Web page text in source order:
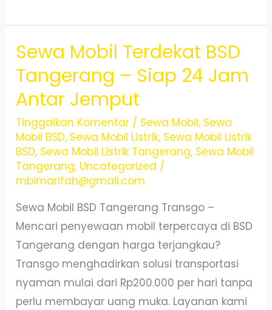
Murah
Terpercaya
di
BSD
Mulai
200
Ribu
No
DP!
Sewa Mobil Terdekat BSD
Tangerang – Siap 24 Jam
Antar Jemput
Tinggalkan Komentar / Sewa Mobil, Sewa
Mobil BSD, Sewa Mobil Listrik, Sewa Mobil Listrik
BSD, Sewa Mobil Listrik Tangerang, Sewa Mobil
Tangerang, Uncategorized /
mbimarifah@gmail.com
Sewa Mobil BSD Tangerang Transgo –
Mencari penyewaan mobil terpercaya di BSD
Tangerang dengan harga terjangkau?
Transgo menghadirkan solusi transportasi
nyaman mulai dari Rp200.000 per hari tanpa
perlu membayar uang muka. Layanan kami